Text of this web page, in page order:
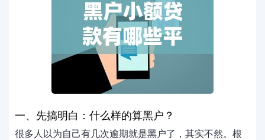
一、先搞明白：什么样的算黑户？
很多人以为自己有几次逾期就是黑户了，其实不然。根